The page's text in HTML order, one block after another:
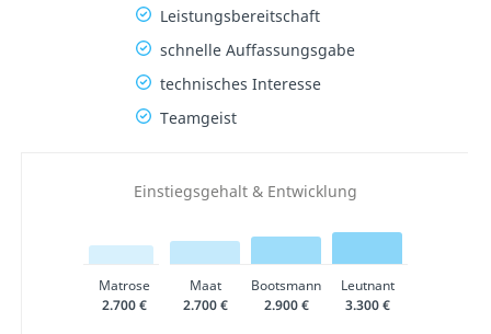
Leistungsbereitschaft
schnelle Auffassungsgabe
technisches Interesse
Teamgeist
Einstiegsgehalt & Entwicklung
Matrose Maat Bootsmann
Leutnant
2.700 €
2.700 € 2.900 € 3.300 €